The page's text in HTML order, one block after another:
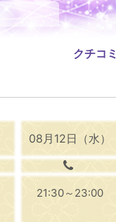
クチコミ
08月12日（水）
21:30～23:00